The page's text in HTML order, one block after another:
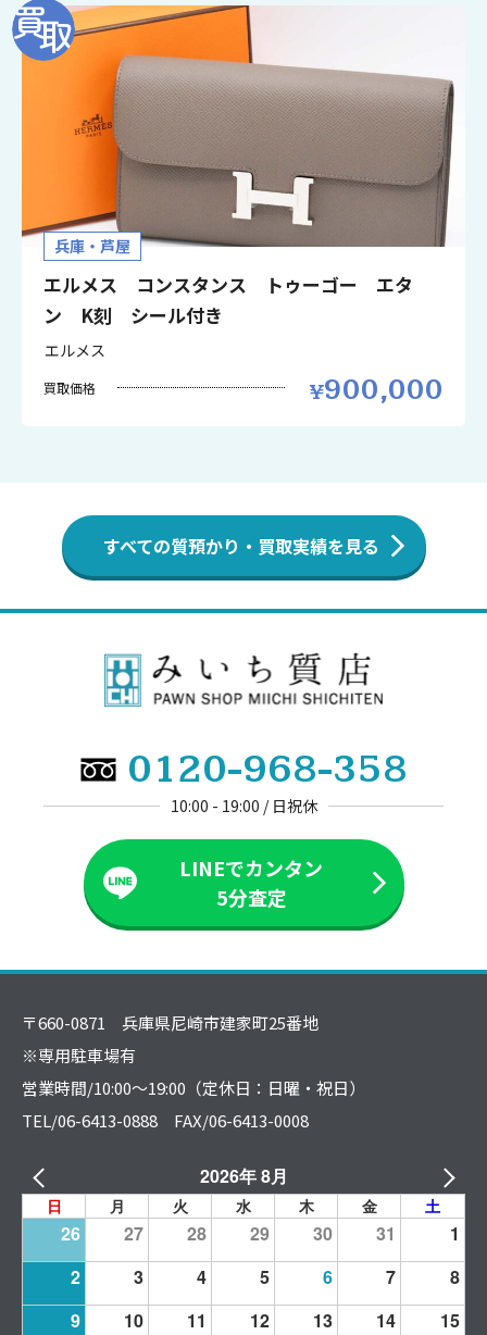
兵庫・芦屋
エルメス コンスタンス トゥーゴー エタ
ン K刻 シール付き
エルメス
買取価格 900,000
すべての質預かり・買取実績を見る
0120-968-358
10:00 - 19:00 / 日祝休
LINEでカンタン
5分査定
〒660-0871 兵庫県尼崎市建家町25番地
※専用駐車場有
営業時間/10:00～19:00（定休日：日曜・祝日）
TEL/06-6413-0888 FAX/06-6413-0008
2026年 8月
日 月 火 水 木 金 土
26 27 28 29 30 31
1
2
3 4 5 6 7
8
9
10 11 12 13 14
15